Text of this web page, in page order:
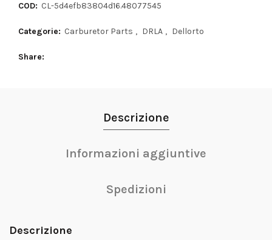
COD: CL-5d4efb83804d16.48077545
Categorie: Carburetor Parts , DRLA , Dellorto
Share
Descrizione
Informazioni aggiuntive
Spedizioni
Descrizione